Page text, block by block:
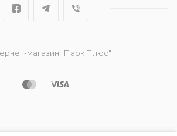
магазин "Парк Плюс"